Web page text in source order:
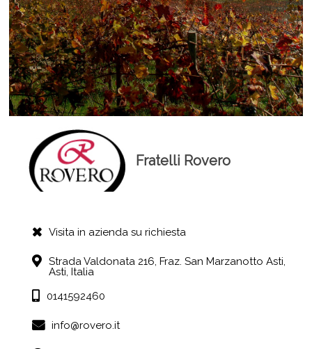
Fratelli Rovero
Visita in azienda su richiesta
Strada Valdonata 216, Fraz. San Marzanotto Asti,
Asti, Italia
0141592460
info@rovero.it